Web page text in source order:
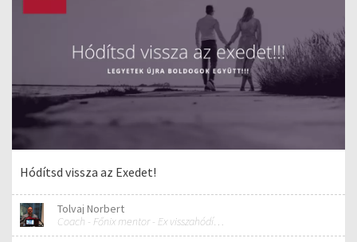
Hódítsd vissza az Exedet!
Tolvaj Norbert
Coach - Főnix mentor - Ex visszahódítás specialista